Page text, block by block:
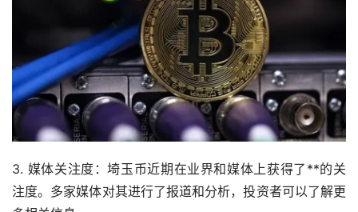
3. 媒体关注度：埼玉币近期在业界和媒体上获得了**的关
注度。多家媒体对其进行了报道和分析，投资者可以了解更